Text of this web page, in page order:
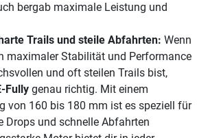
bergab maximale Leistung und
Trails und steile Abfahrten: Wenn
maximaler Stabilität und Performance
und oft steilen Trails bist,
Fully genau richtig. Mit einem
von 160 bis 180 mm ist es speziell für
Drops und schnelle Abfahrten